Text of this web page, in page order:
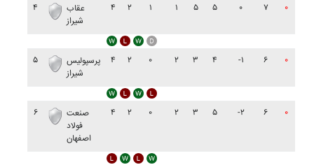
۴
عقاب
شيراز
۴ ۲ ۱ ۱ ۵ ۵ ۰ ۷ ۰
۵
پرسپوليس
شيراز
۴ ۲ ۰ ۲ ۳ ۴ -۱ ۶ ۰
۶
صنعت
فولاد
اصفهان
۴ ۲ ۰ ۲ ۳ ۵ -۲ ۶ ۰